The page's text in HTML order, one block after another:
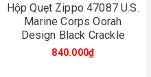
Hộp Quẹt Zippo 47087 U.S.
Marine Corps Oorah
Design Black Crackle
840.000₫